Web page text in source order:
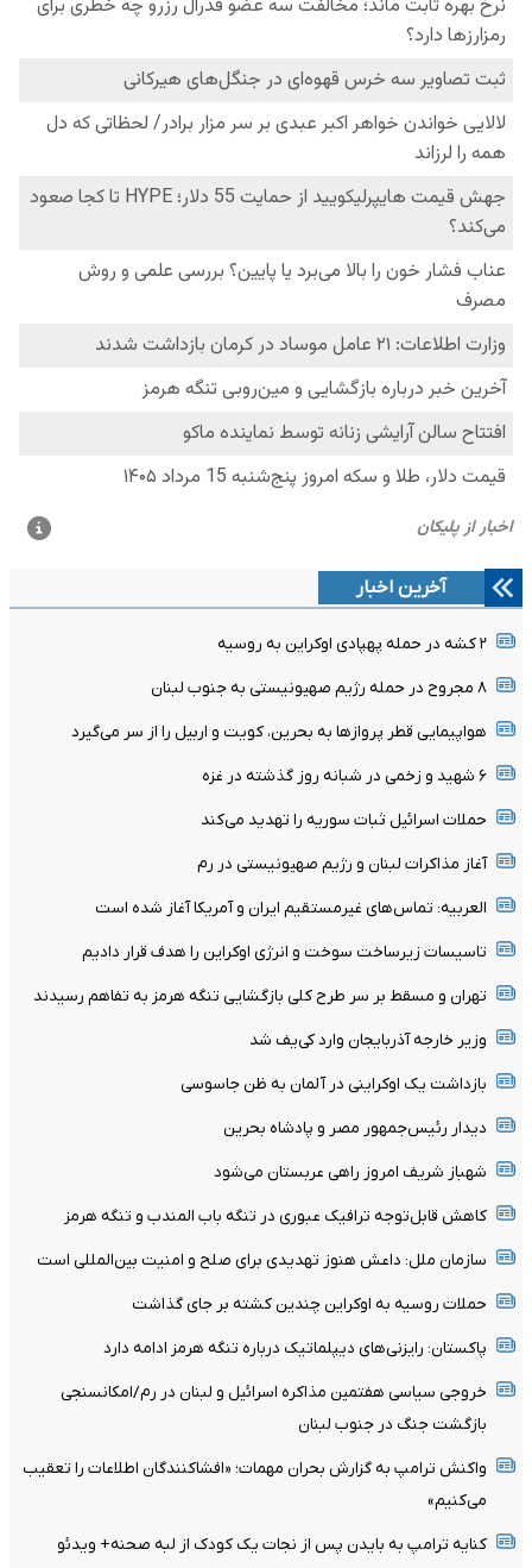
آخرین اخبار
۲ کشه در حمله پهپادی اوکراین به روسیه
۸ مجروح در حمله رژیم صهیونیستی به جنوب لبنان
هواپیمایی قطر پروازها به بحرین، کویت و اربیل را از سر می‌گیرد
۶ شهید و زخمی در شبانه روز گذشته در غزه
حملات اسرائیل ثبات سوریه را تهدید می‌کند
آغاز مذاکرات لبنان و رژیم صهیونیستی در رم
العربیه: تماس‌های غیرمستقیم ایران و آمریکا آغاز شده است
تاسیسات زیرساخت سوخت و انرژی اوکراین را هدف قرار دادیم
تهران و مسقط بر سر طرح کلی بازگشایی تنگه هرمز به تفاهم رسیدند
وزیر خارجه آذربایجان وارد کی‌یف شد
بازداشت یک اوکراینی در آلمان به ظن جاسوسی
دیدار رئیس‌جمهور مصر و پادشاه بحرین
شهباز شریف امروز راهی عربستان می‌شود
کاهش قابل‌توجه ترافیک عبوری در تنگه باب المندب و تنگه هرمز
سازمان ملل: داعش هنوز تهدیدی برای صلح و امنیت بین‌المللی است
حملات روسیه به اوکراین چندین کشته بر جای گذاشت
پاکستان: رایزنی‌های دیپلماتیک درباره تنگه هرمز ادامه دارد
خروجی سیاسی هفتمین مذاکره اسرائیل و لبنان در رم/امکانسنجی
بازگشت جنگ در جنوب لبنان
واکنش ترامپ به گزارش بحران مهمات؛ «افشاکنندگان اطلاعات را تعقیب
می‌کنیم»
کنایه ترامپ به بایدن پس از نجات یک کودک از لبه صحنه+ ویدئو